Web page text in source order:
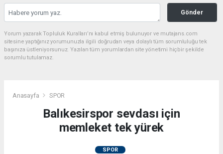
Gönder
Yorum yazarak Topluluk Kuralları’nı kabul etmiş bulunuyor ve mutajans.com
sitesine yaptığınız yorumunuzla ilgili doğrudan veya dolaylı tüm sorumluluğu tek
başınıza üstleniyorsunuz. Yazılan tüm yorumlardan site yönetimi hiçbir şekilde
sorumlu tutulamaz.
Anasayfa SPOR
Balıkesirspor sevdası için
memleket tek yürek
SPOR